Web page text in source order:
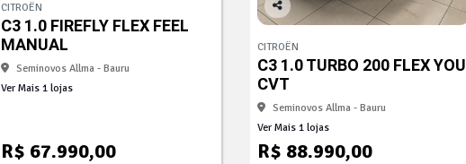
arti
lhe
CITROËN
C3 1.0 FIREFLY FLEX FEEL
MANUAL
Seminovos Allma - Bauru
Ver Mais 1 lojas
R$ 67.990,00
Co
arti
lhe
CITROËN
C3 1.0 TURBO 200 FLEX YOU
CVT
Seminovos Allma - Bauru
Ver Mais 1 lojas
R$ 88.990,00